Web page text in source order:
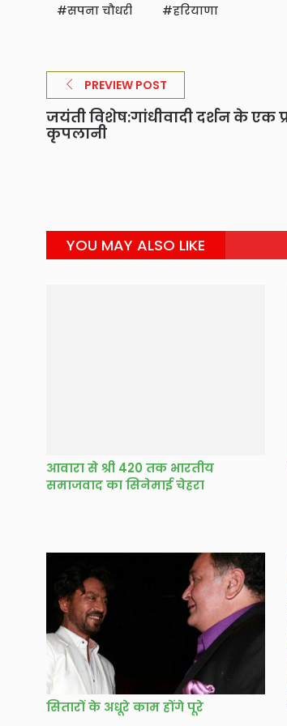
सपना चौधरी हरियाणा
PREVIEW POST
जयंती विशेष:गांधीवादी दर्शन के एक
कृपलानी
YOU MAY ALSO LIKE
आवारा से श्री 420 तक भारतीय
समाजवाद का सिनेमाई चेहरा
सितारों के अधूरे काम होंगे पूरे